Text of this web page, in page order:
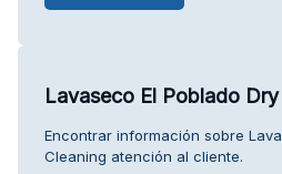
Lavaseco El Poblado
Encontrar información sobre
Cleaning atención al cliente.